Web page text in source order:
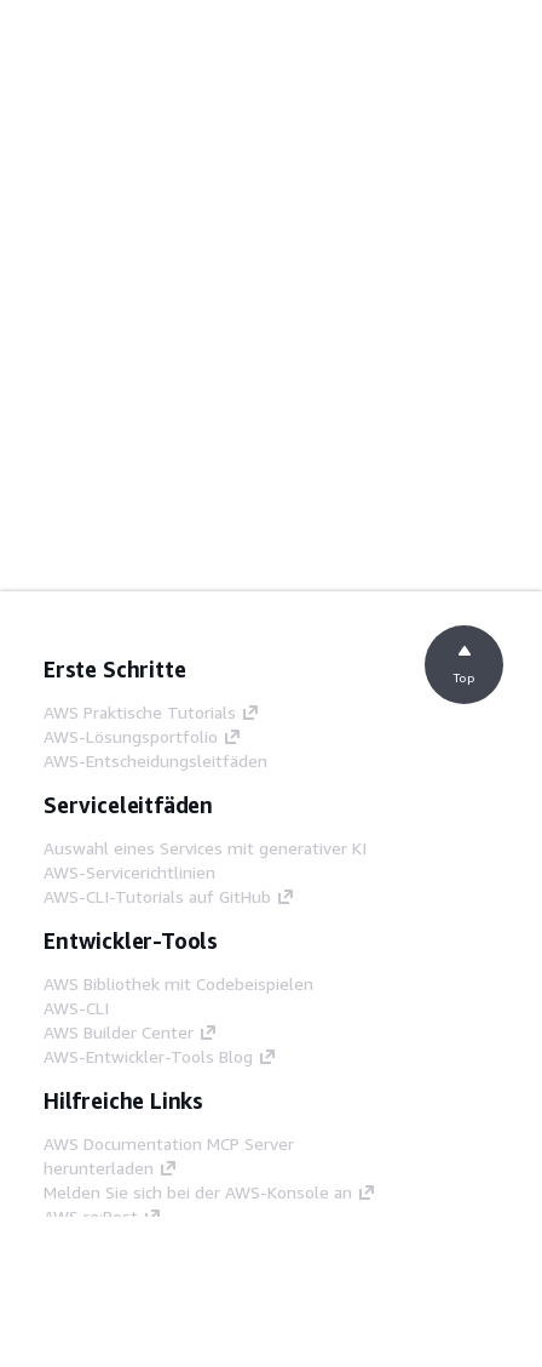
Erste Schritte
AWS Praktische Tutorials
AWS-Lösungsportfolio
AWS-Entscheidungsleitfäden
Serviceleitfäden
Auswahl eines Services mit generativer KI
AWS-Servicerichtlinien
AWS-CLI-Tutorials auf GitHub
Entwickler-Tools
AWS Bibliothek mit Codebeispielen
AWS-CLI
AWS Builder Center
AWS-Entwickler-Tools Blog
Hilfreiche Links
AWS Documentation MCP Server
herunterladen
Melden Sie sich bei der AWS-Konsole an
AWS re:Post
Top